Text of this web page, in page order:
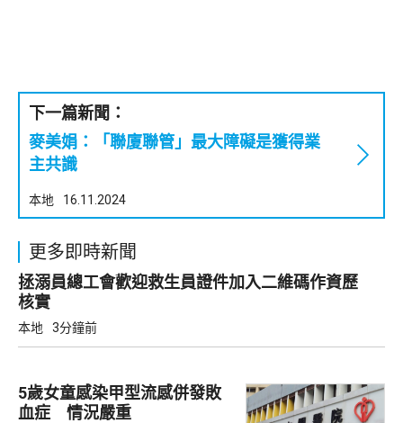
下一篇新聞：
麥美娟：「聯廈聯管」最大障礙是獲得業
主共識
本地 16.11.2024
更多即時新聞
拯溺員總工會歡迎救生員證件加入二維碼作資歷
核實
本地 3分鐘前
5歲女童感染甲型流感併發敗
血症 情況嚴重